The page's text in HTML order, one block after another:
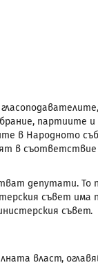
партиите и
в Народното
в
депутати. То
съвет има
съвет.
власт,